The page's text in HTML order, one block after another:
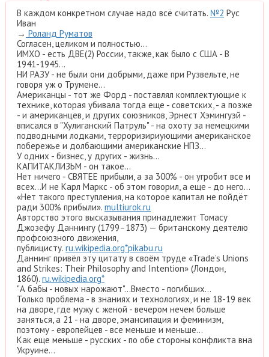
В каждом конкретном случае надо всё считать. №2 Рус
Иван
→ Роланд Руматов
Согласен, целиком и полностью...
ИМХО - есть ДВЕ(2) России, также, как было с США - В
1941-1945...
НИ РАЗУ - не были они добрыми, даже при Рузвельте, не
говоря уж о Трумене...
Американцы - тот же Форд - поставлял комплектующие к
технике, которая убивала тогда еще - советских, - а позже
- и американцев, и других союзников, Эрнест Хэмингуэй -
вписался в "Хулиганский Патруль" - на охоту за немецкими
подводными лодками, терроризириующими американское
побережье и долбающими американские НПЗ...
У одних - бизнес, у других - жизнь...
КАПИТАКЛИЗЬМ - он такое...
Нет ничего - СВЯТЕЕ прибыли, а за 300% - он угробит все и
всех...И не Карл Маркс - об этом говорил, а еще - до него...
«Нет такого преступления, на которое капитал не пойдёт
ради 300% прибыли». multiurok.ru
Авторство этого высказывания принадлежит Томасу
Джозефу Даннингу (1799–1873) — британскому деятелю
профсоюзного движения,
публицисту. ru.wikipedia.org*pikabu.ru
Даннинг привёл эту цитату в своём труде «Trade’s Unions
and Strikes: Their Philosophy and Intention» (Лондон,
1860). ru.wikipedia.org*
"А бабы - новых нарожают"...Вместо - погибших...
Только проблема - в знаниях и технологиях, и не 18-19 век
на дворе, где мужу с женой - вечером нечем больше
заняться, а 21 - на дворе, эмансипация и феминизм,
поэтому - европейцев - все меньше и меньше...
Как еще меньше - русских - по обе стороны конфликта вна
Укруине...